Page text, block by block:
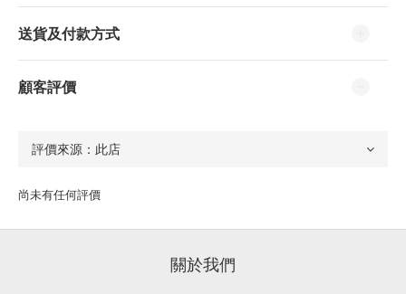
送貨及付款方式
顧客評價
尚未有任何評價
關於我們